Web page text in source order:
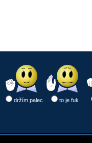
držím palec
to je fuk